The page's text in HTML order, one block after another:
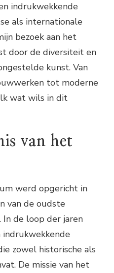
indrukwekkende
als internationale
bezoek aan het
door de diversiteit en
kunst. Van
tot moderne
wat wils in dit
van het
werd opgericht in
van de oudste
In de loop der jaren
zowel historische als
De missie van het